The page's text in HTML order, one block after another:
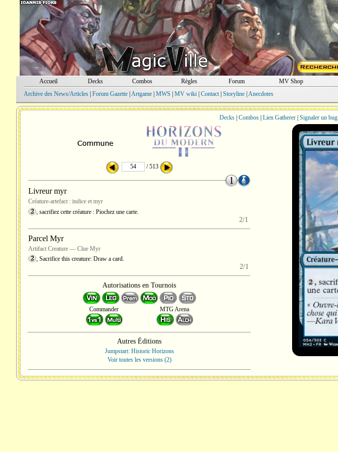
Accueil Decks Combos Règles Forum MV Shop
Archive des News/Articles| Forum Gazette| Artgame| MWS MV wiki| Contact| Storyline| Anecdotes
Decks| Combos| Lien Gatherer| Signaler un bug|
/ 513
Livreur myr
Créature-artefact : indice et myr
, sacrifiez cette créature : Piochez une carte.
2/1
Parcel Myr
Artifact Creature — Clue Myr
, Sacrifice this creature: Draw a card.
2/1
Autorisations en Tournois
Commander MTG Arena
Autres Éditions
Jumpstart: Historic Horizons
Voir toutes les versions (2)